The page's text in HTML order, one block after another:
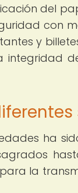
del
con
y
ha
la